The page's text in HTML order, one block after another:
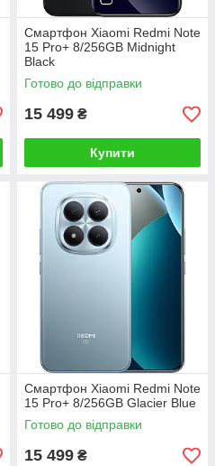
Смартфон Xiaomi Redmi Note
15 Pro+ 8/256GB Midnight
Black
Готово до відправки
15 499 ₴
Купити
Смартфон Xiaomi Redmi Note
15 Pro+ 8/256GB Glacier Blue
Готово до відправки
15 499 ₴